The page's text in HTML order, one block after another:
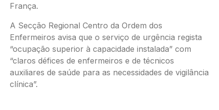
França.
A Secção Regional Centro da Ordem dos
Enfermeiros avisa que o serviço de urgência regista
“ocupação superior à capacidade instalada” com
“claros défices de enfermeiros e de técnicos
auxiliares de saúde para as necessidades de vigilância
clínica”.